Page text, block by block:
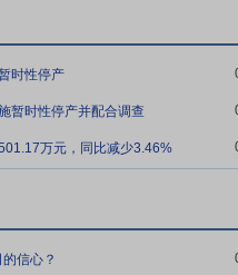
入岩石基层，以超过地层破裂
导向及实施部署为油气开采压裂
裂支撑剂大型生产企业较少，
优势 公司采用已申请专利的独
指标较同行业其他产品有一定
公司通过受让股权的方式收购
时性停产
暂时性停产并配合调查
万元，同比减少3.46%
信心？